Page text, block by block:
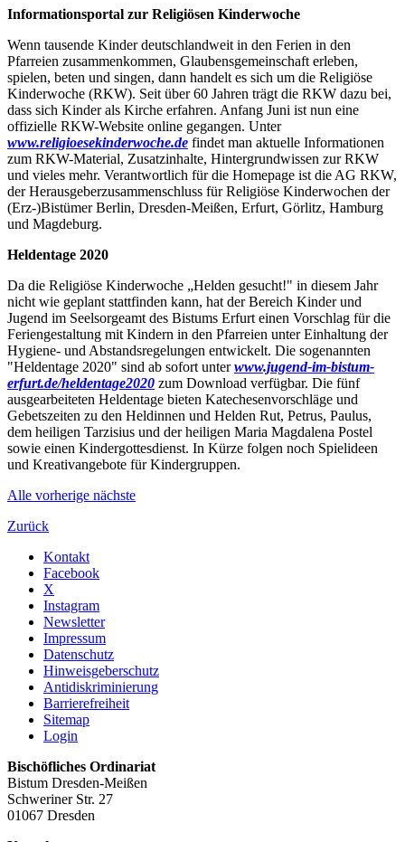
Informationsportal zur Religiösen Kinderwoche
Wenn tausende Kinder deutschlandweit in den Ferien in den
Pfarreien zusammenkommen, Glaubensgemeinschaft erleben,
spielen, beten und singen, dann handelt es sich um die Religiöse
Kinderwoche (RKW). Seit über 60 Jahren trägt die RKW dazu bei,
dass sich Kinder als Kirche erfahren. Anfang Juni ist nun eine
offizielle RKW-Website online gegangen. Unter
www.religioesekinderwoche.de findet man aktuelle Informationen
zum RKW-Material, Zusatzinhalte, Hintergrundwissen zur RKW
und vieles mehr. Verantwortlich für die Homepage ist die AG RKW,
der Herausgeberzusammenschluss für Religiöse Kinderwochen der
(Erz-)Bistümer Berlin, Dresden-Meißen, Erfurt, Görlitz, Hamburg
und Magdeburg.
Heldentage 2020
Da die Religiöse Kinderwoche „Helden gesucht!" in diesem Jahr
nicht wie geplant stattfinden kann, hat der Bereich Kinder und
Jugend im Seelsorgeamt des Bistums Erfurt einen Vorschlag für die
Feriengestaltung mit Kindern in den Pfarreien unter Einhaltung der
Hygiene- und Abstandsregelungen entwickelt. Die sogenannten
"Heldentage 2020" sind ab sofort unterwww.jugend-im-bistum-
erfurt.de/heldentage2020 zum Download verfügbar. Die fünf
ausgearbeiteten Heldentage bieten Katechesenvorschläge und
Gebetszeiten zu den Heldinnen und Helden Rut, Petrus, Paulus,
dem heiligen Tarzisius und der heiligen Maria Magdalena Postel
sowie einen Kindergottesdienst. In Kürze folgen noch Spielideen
und Kreativangebote für Kindergruppen.
Alle vorherige nächste
Zurück
Kontakt
Facebook
X
Instagram
Newsletter
Impressum
Datenschutz
Hinweisgeberschutz
Antidiskriminierung
Barrierefreiheit
Sitemap
Login
Bischöfliches Ordinariat
Bistum Dresden-Meißen
Schweriner Str. 27
01067 Dresden